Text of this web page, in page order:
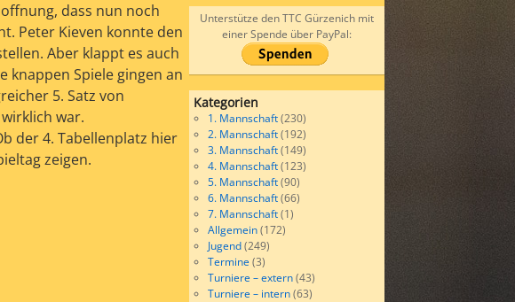
dass nun noch
Peter Kieven konnte den
Aber klappt es auch
knappen Spiele gingen an
5. Satz von
war.
der 4. Tabellenplatz hier
zeigen.
Unterstütze den TTC Gürzenich mit
einer Spende über PayPal:
Kategorien
1. Mannschaft(230)
2. Mannschaft(192)
3. Mannschaft(149)
4. Mannschaft(123)
5. Mannschaft(90)
6. Mannschaft(66)
7. Mannschaft(1)
Allgemein(172)
Jugend(249)
Termine(3)
Turniere – extern(43)
Turniere – intern(63)